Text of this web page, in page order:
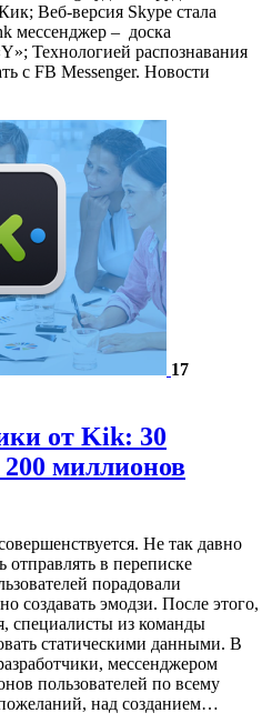
Веб-версия Skype стала
мессенджер – доска
Технологией распознавания
с FB Messenger. Новости
17
от Kik: 30
200 миллионов
Не так давно
отправлять в переписке
порадовали
создавать эмодзи. После этого,
специалисты из команды
статическими данными. В
мессенджером
пользователей по всему
над созданием…